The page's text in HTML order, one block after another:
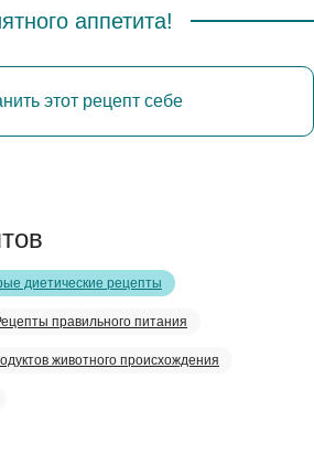
аппетита!
этот рецепт себе
диетические рецепты
правильного питания
животного происхождения